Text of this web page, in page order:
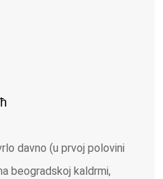
davno (u prvoj polovini
beogradskoj kaldrmi,